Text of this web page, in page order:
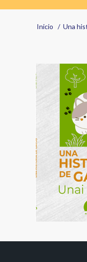
de
ayuda
Inicio Una